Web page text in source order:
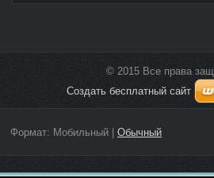
© 2015 Все права
Создать бесплатный сайт
Формат: Мобильный| Обычный